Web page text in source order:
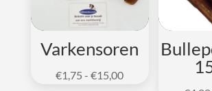
Varkensoren
€1,75 - €15,00Prijsklasse: